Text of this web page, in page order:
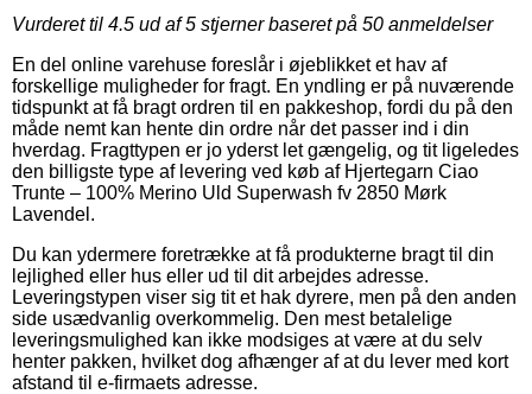
Vurderet til 4.5 ud af 5 stjerner baseret på 50 anmeldelser
En del online varehuse foreslår i øjeblikket et hav af
forskellige muligheder for fragt. En yndling er på nuværende
tidspunkt at få bragt ordren til en pakkeshop, fordi du på den
måde nemt kan hente din ordre når det passer ind i din
hverdag. Fragttypen er jo yderst let gængelig, og tit ligeledes
den billigste type af levering ved køb af Hjertegarn Ciao
Trunte – 100% Merino Uld Superwash fv 2850 Mørk
Lavendel.
Du kan ydermere foretrække at få produkterne bragt til din
lejlighed eller hus eller ud til dit arbejdes adresse.
Leveringstypen viser sig tit et hak dyrere, men på den anden
side usædvanlig overkommelig. Den mest betalelige
leveringsmulighed kan ikke modsiges at være at du selv
henter pakken, hvilket dog afhænger af at du lever med kort
afstand til e-firmaets adresse.